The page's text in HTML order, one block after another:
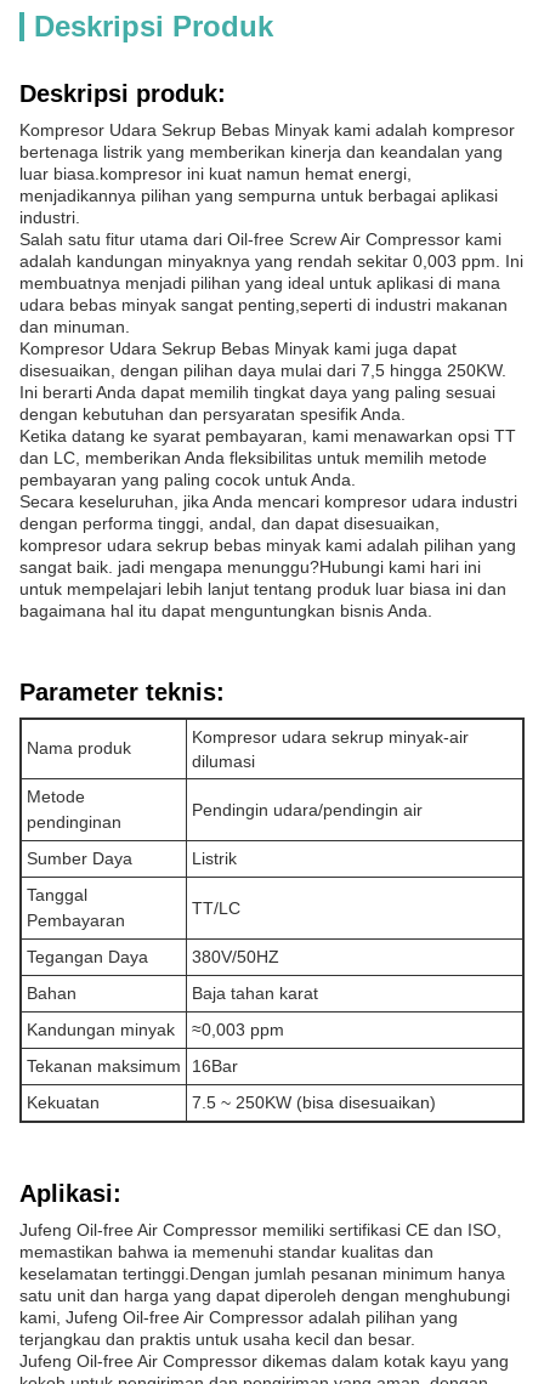
Deskripsi Produk
Deskripsi produk:
Kompresor Udara Sekrup Bebas Minyak kami adalah kompresor
bertenaga listrik yang memberikan kinerja dan keandalan yang
luar biasa.kompresor ini kuat namun hemat energi,
menjadikannya pilihan yang sempurna untuk berbagai aplikasi
industri.
Salah satu fitur utama dari Oil-free Screw Air Compressor kami
adalah kandungan minyaknya yang rendah sekitar 0,003 ppm. Ini
membuatnya menjadi pilihan yang ideal untuk aplikasi di mana
udara bebas minyak sangat penting,seperti di industri makanan
dan minuman.
Kompresor Udara Sekrup Bebas Minyak kami juga dapat
disesuaikan, dengan pilihan daya mulai dari 7,5 hingga 250KW.
Ini berarti Anda dapat memilih tingkat daya yang paling sesuai
dengan kebutuhan dan persyaratan spesifik Anda.
Ketika datang ke syarat pembayaran, kami menawarkan opsi TT
dan LC, memberikan Anda fleksibilitas untuk memilih metode
pembayaran yang paling cocok untuk Anda.
Secara keseluruhan, jika Anda mencari kompresor udara industri
dengan performa tinggi, andal, dan dapat disesuaikan,
kompresor udara sekrup bebas minyak kami adalah pilihan yang
sangat baik. jadi mengapa menunggu?Hubungi kami hari ini
untuk mempelajari lebih lanjut tentang produk luar biasa ini dan
bagaimana hal itu dapat menguntungkan bisnis Anda.
Parameter teknis:
Nama produk
Kompresor udara sekrup minyak-air
dilumasi
Metode
pendinginan
Pendingin udara/pendingin air
Sumber Daya
Listrik
Tanggal
Pembayaran
TT/LC
Tegangan Daya
380V/50HZ
Bahan
Baja tahan karat
Kandungan minyak
≈0,003 ppm
Tekanan maksimum
16Bar
Kekuatan
7.5 ~ 250KW (bisa disesuaikan)
Aplikasi:
Jufeng Oil-free Air Compressor memiliki sertifikasi CE dan ISO,
memastikan bahwa ia memenuhi standar kualitas dan
keselamatan tertinggi.Dengan jumlah pesanan minimum hanya
satu unit dan harga yang dapat diperoleh dengan menghubungi
kami, Jufeng Oil-free Air Compressor adalah pilihan yang
terjangkau dan praktis untuk usaha kecil dan besar.
Jufeng Oil-free Air Compressor dikemas dalam kotak kayu yang